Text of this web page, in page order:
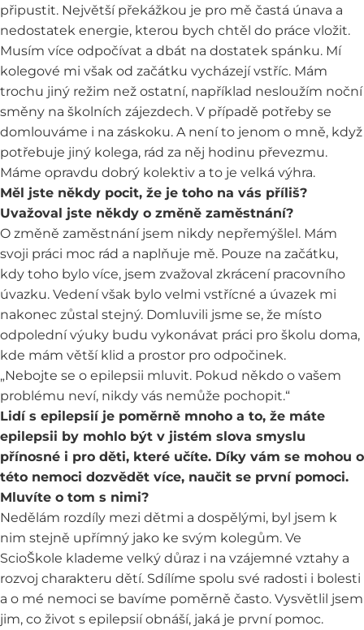
připustit. Největší překážkou je pro mě častá únava a
nedostatek energie, kterou bych chtěl do práce vložit.
Musím více odpočívat a dbát na dostatek spánku. Mí
kolegové mi však od začátku vycházejí vstříc. Mám
trochu jiný režim než ostatní, například nesloužím noční
směny na školních zájezdech. V případě potřeby se
domlouváme i na záskoku. A není to jenom o mně, když
potřebuje jiný kolega, rád za něj hodinu převezmu.
Máme opravdu dobrý kolektiv a to je velká výhra.
Měl jste někdy pocit, že je toho na vás příliš?
Uvažoval jste někdy o změně zaměstnání?
O změně zaměstnání jsem nikdy nepřemýšlel. Mám
svoji práci moc rád a naplňuje mě. Pouze na začátku,
kdy toho bylo více, jsem zvažoval zkrácení pracovního
úvazku. Vedení však bylo velmi vstřícné a úvazek mi
nakonec zůstal stejný. Domluvili jsme se, že místo
odpolední výuky budu vykonávat práci pro školu doma,
kde mám větší klid a prostor pro odpočinek.
„Nebojte se o epilepsii mluvit. Pokud někdo o vašem
problému neví, nikdy vás nemůže pochopit.“
Lidí s epilepsií je poměrně mnoho a to, že máte
epilepsii by mohlo být v jistém slova smyslu
přínosné i pro děti, které učíte. Díky vám se mohou o
této nemoci dozvědět více, naučit se první pomoci.
Mluvíte o tom s nimi?
Nedělám rozdíly mezi dětmi a dospělými, byl jsem k
nim stejně upřímný jako ke svým kolegům. Ve
ScioŠkole klademe velký důraz i na vzájemné vztahy a
rozvoj charakteru dětí. Sdílíme spolu své radosti i bolesti
a o mé nemoci se bavíme poměrně často. Vysvětlil jsem
jim, co život s epilepsií obnáší, jaká je první pomoc.